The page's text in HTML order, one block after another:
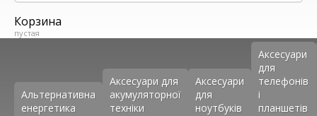
Корзина
пустая
Альтернативна
енергетика
Аксесуари для
акумуляторної
техніки
Аксесуари
для
ноутбуків
Аксеcуари
для
телефонів
і
планшетів